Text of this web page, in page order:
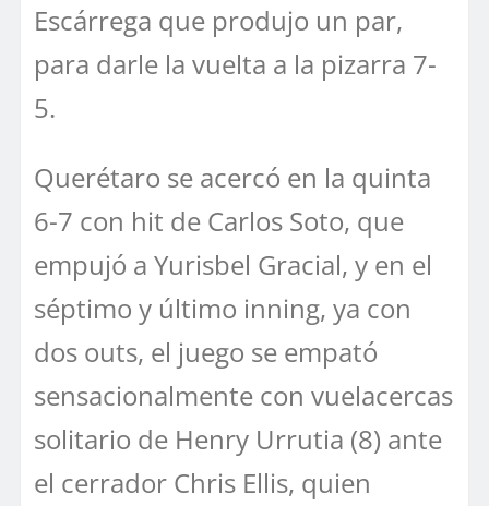
Escárrega que produjo un par,
para darle la vuelta a la pizarra 7-
5.
Querétaro se acercó en la quinta
6-7 con hit de Carlos Soto, que
empujó a Yurisbel Gracial, y en el
séptimo y último inning, ya con
dos outs, el juego se empató
sensacionalmente con vuelacercas
solitario de Henry Urrutia (8) ante
el cerrador Chris Ellis, quien